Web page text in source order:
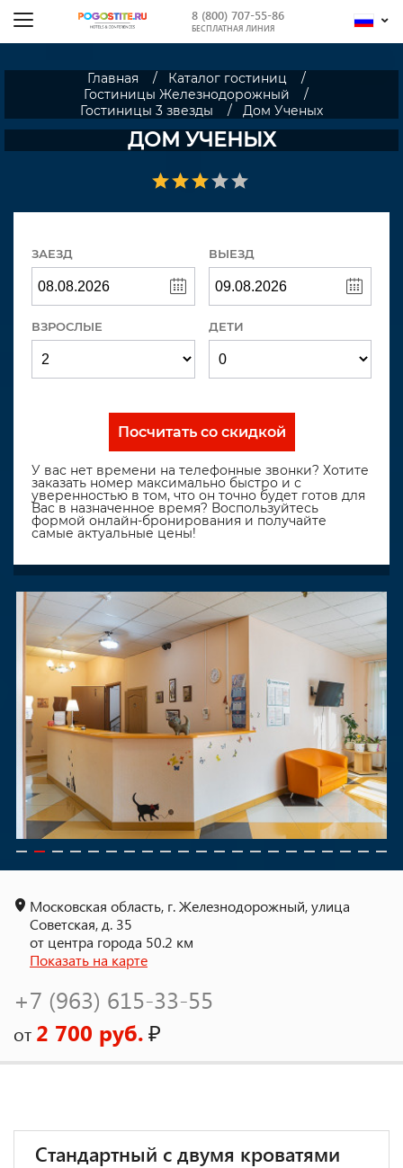
8 (800) 707-55-86
БЕСПЛАТНАЯ ЛИНИЯ
Главная
Каталог гостиниц
Гостиницы Железнодорожный
Гостиницы 3 звезды
Дом Ученых
ДОМ УЧЕНЫХ
ЗАЕЗД ВЫЕЗД
ВЗРОСЛЫЕ ДЕТИ
Посчитать со скидкой
У вас нет времени на телефонные звонки? Хотите
заказать номер максимально быстро и с
уверенностью в том, что он точно будет готов для
Вас в назначенное время? Воспользуйтесь
формой онлайн-бронирования и получайте
самые актуальные цены!
Московская область, г. Железнодорожный, улица
Советская, д. 35
от центра города 50.2 км
Показать на карте
+7 (963) 615-33-55
от 2 700 руб.₽
Стандартный с двумя кроватями